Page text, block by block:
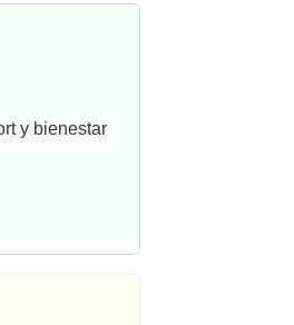
y bienestar